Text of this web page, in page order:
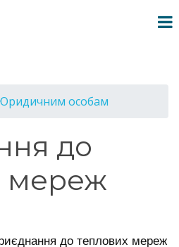
особам
до
мереж
до теплових мереж